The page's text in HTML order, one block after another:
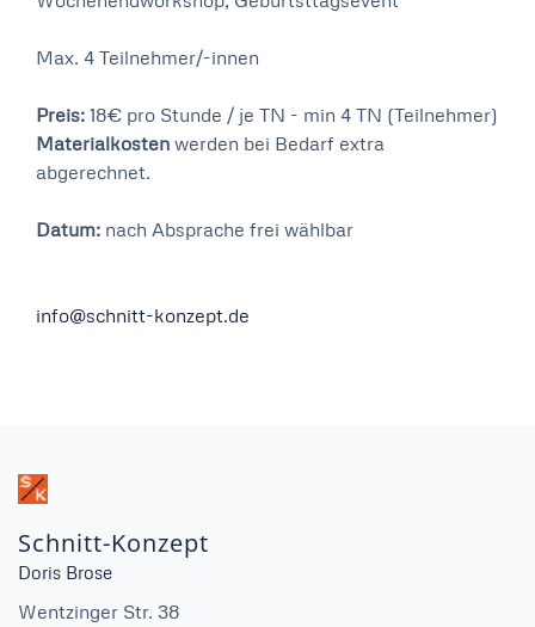
Max. 4 Teilnehmer/-innen
Preis: 18€ pro Stunde / je TN - min 4 TN (Teilnehmer)
Materialkosten werden bei Bedarf extra
abgerechnet.
Datum: nach Absprache frei wählbar
info@schnitt-konzept.de
Schnitt-Konzept
Doris Brose
Wentzinger Str. 38